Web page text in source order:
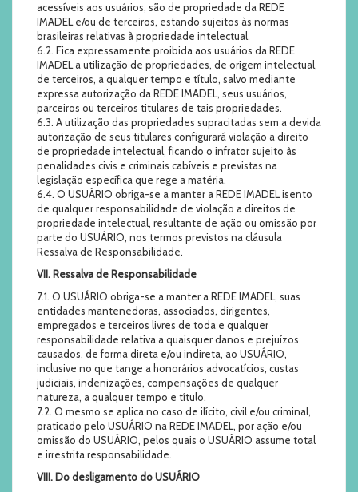
acessíveis aos usuários, são de propriedade da REDE
IMADEL e/ou de terceiros, estando sujeitos às normas
brasileiras relativas à propriedade intelectual.
6.2. Fica expressamente proibida aos usuários da REDE
IMADEL a utilização de propriedades, de origem intelectual,
de terceiros, a qualquer tempo e título, salvo mediante
expressa autorização da REDE IMADEL, seus usuários,
parceiros ou terceiros titulares de tais propriedades.
6.3. A utilização das propriedades supracitadas sem a devida
autorização de seus titulares configurará violação a direito
de propriedade intelectual, ficando o infrator sujeito às
penalidades civis e criminais cabíveis e previstas na
legislação específica que rege a matéria.
6.4. O USUÁRIO obriga-se a manter a REDE IMADEL isento
de qualquer responsabilidade de violação a direitos de
propriedade intelectual, resultante de ação ou omissão por
parte do USUÁRIO, nos termos previstos na cláusula
Ressalva de Responsabilidade.
VII. Ressalva de Responsabilidade
7.1. O USUÁRIO obriga-se a manter a REDE IMADEL, suas
entidades mantenedoras, associados, dirigentes,
empregados e terceiros livres de toda e qualquer
responsabilidade relativa a quaisquer danos e prejuízos
causados, de forma direta e/ou indireta, ao USUÁRIO,
inclusive no que tange a honorários advocatícios, custas
judiciais, indenizações, compensações de qualquer
natureza, a qualquer tempo e título.
7.2. O mesmo se aplica no caso de ilícito, civil e/ou criminal,
praticado pelo USUÁRIO na REDE IMADEL, por ação e/ou
omissão do USUÁRIO, pelos quais o USUÁRIO assume total
e irrestrita responsabilidade.
VIII. Do desligamento do USUÁRIO